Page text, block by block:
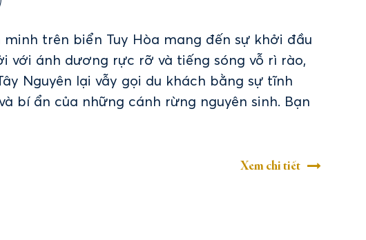
minh trên biển Tuy Hòa mang đến sự khởi đầu
với ánh dương rực rỡ và tiếng sóng vỗ rì rào,
Nguyên lại vẫy gọi du khách bằng sự tĩnh
bí ẩn của những cánh rừng nguyên sinh. Bạn
Xem chi tiết